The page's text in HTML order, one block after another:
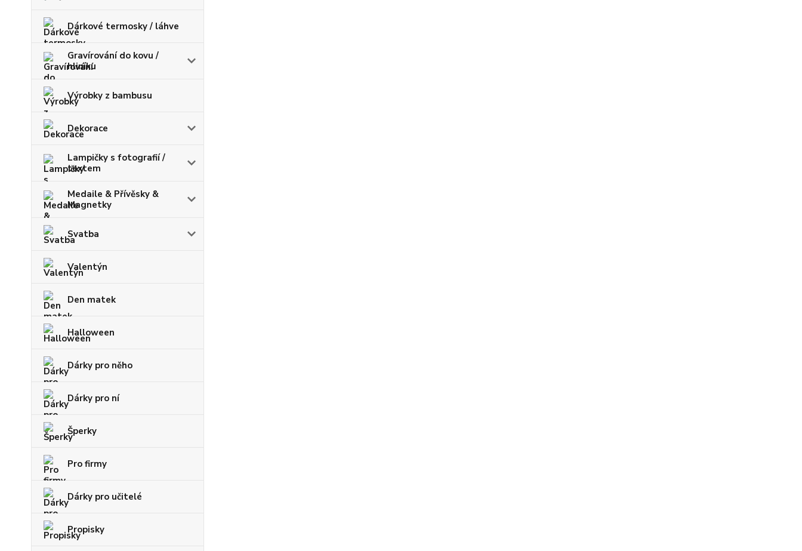
Dárkové termosky / láhve
Gravírování do kovu /
hliníku
Výrobky z bambusu
Dekorace
Lampičky s fotografií /
textem
Medaile & Přívěsky &
Magnetky
Svatba
Valentýn
Den matek
Halloween
Dárky pro něho
Dárky pro ní
Šperky
Pro firmy
Dárky pro učitelé
Propisky